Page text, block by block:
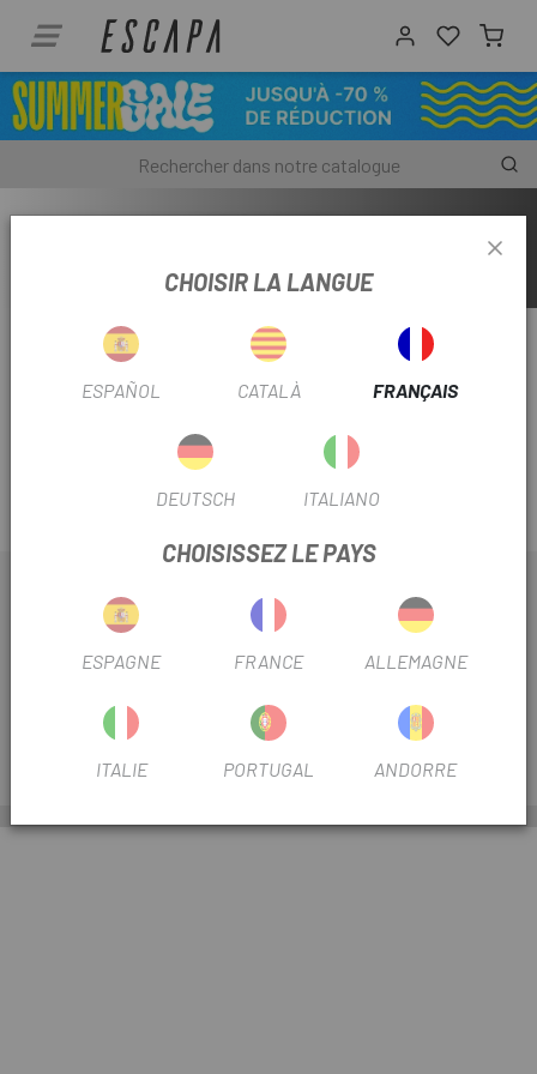
DÉSOLÉ POUR LE DÉRANGEMENT.
Essayez à nouveau
EXPLORER
PRESTATIONS DE SERVICE
ESCAPA
CHOISIR LA LANGUE
ESPAÑOL CATALÀ FRANÇAIS
DEUTSCH ITALIANO
CHOISISSEZ LE PAYS
ESPAGNE FRANCE ALLEMAGNE
ITALIE PORTUGAL ANDORRE